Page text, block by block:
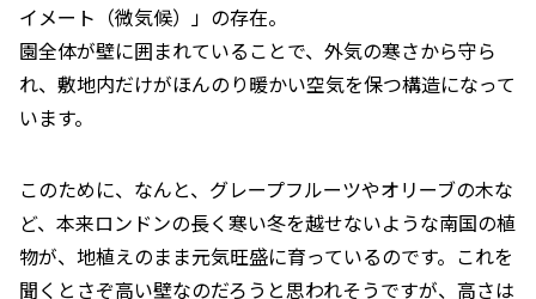
イメート（微気候）」の存在。
園全体が壁に囲まれていることで、外気の寒さから守ら
れ、敷地内だけがほんのり暖かい空気を保つ構造になって
います。
このために、なんと、グレープフルーツやオリーブの木な
ど、本来ロンドンの長く寒い冬を越せないような南国の植
物が、地植えのまま元気旺盛に育っているのです。これを
聞くとさぞ高い壁なのだろうと思われそうですが、高さは